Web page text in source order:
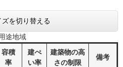
を切り替える
用途地域
容積
率
建ぺ
い率
建築物の高
さの制限
備考